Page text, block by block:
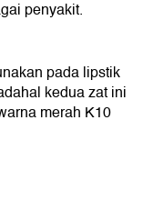
penyakit.
pada lipstik
kedua zat ini
merah K10